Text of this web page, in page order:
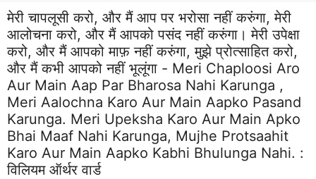
मेरी चापलूसी करो, और मैं आप पर भरोसा नहीं करुंगा, मेरी
आलोचना करो, और मैं आपको पसंद नहीं करुंगा। मेरी उपेक्षा
करो, और मैं आपको माफ़ नहीं करुंगा, मुझे प्रोत्साहित करो,
और मैं कभी आपको नहीं भूलूंगा - Meri Chaploosi Aro
Aur Main Aap Par Bharosa Nahi Karunga ,
Meri Aalochna Karo Aur Main Aapko Pasand
Karunga. Meri Upeksha Karo Aur Main Apko
Bhai Maaf Nahi Karunga, Mujhe Protsaahit
Karo Aur Main Aapko Kabhi Bhulunga Nahi. :
विलियम ऑर्थर वार्ड